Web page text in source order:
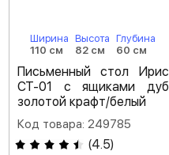
Ширина
110 см
Высота
82 см
Глубина
60 см
Письменный стол Ирис
СТ-01 с ящиками дуб
золотой крафт/белый
Код товара: 249785
(4.5)